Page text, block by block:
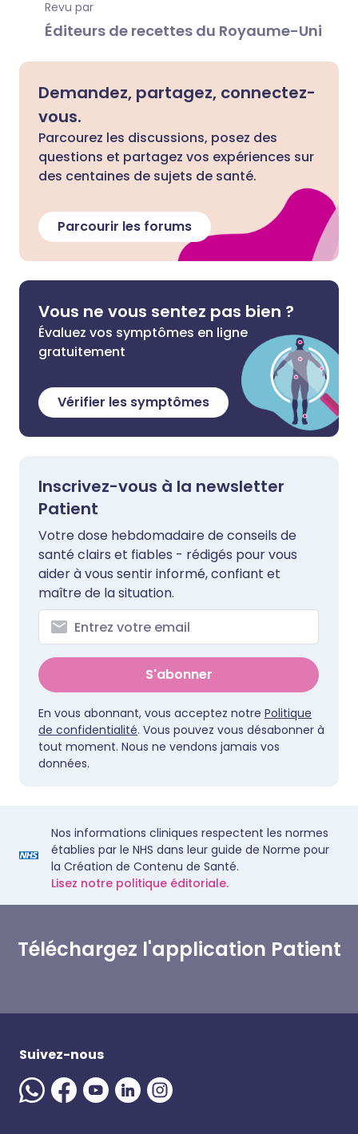
Revu par
Éditeurs de recettes du Royaume-Uni
Demandez, partagez, connectez-
vous.
Parcourez les discussions, posez des
questions et partagez vos expériences sur
des centaines de sujets de santé.
Parcourir les forums
Vous ne vous sentez pas bien ?
Évaluez vos symptômes en ligne
gratuitement
Vérifier les symptômes
Inscrivez-vous à la newsletter
Patient
Votre dose hebdomadaire de conseils de
santé clairs et fiables - rédigés pour vous
aider à vous sentir informé, confiant et
maître de la situation.
S'abonner
En vous abonnant, vous acceptez notre Politique
de confidentialité. Vous pouvez vous désabonner à
tout moment. Nous ne vendons jamais vos
données.
Nos informations cliniques respectent les normes
établies par le NHS dans leur guide de Norme pour
la Création de Contenu de Santé.
Lisez notre politique éditoriale.
Téléchargez l'application Patient
Suivez-nous